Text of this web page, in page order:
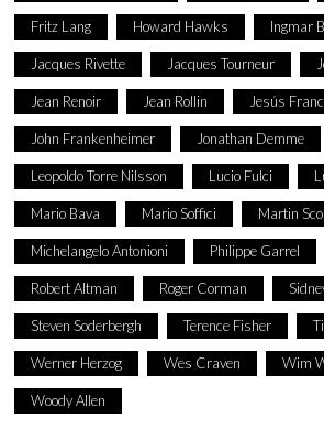
Fritz Lang Howard Hawks Ingmar
Jacques Rivette Jacques Tourneur
Jean Renoir Jean Rollin Jesús
John Frankenheimer Jonathan Demme
Leopoldo Torre Nilsson Lucio Fulci
Mario Bava Mario Soffici Martin
Michelangelo Antonioni Philippe Garrel
Robert Altman Roger Corman
Steven Soderbergh Terence Fisher
Werner Herzog Wes Craven Wim
Woody Allen